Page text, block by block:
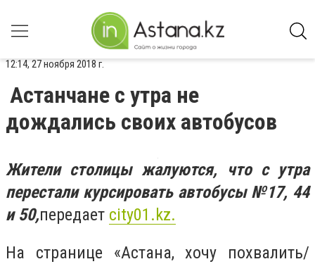
12:14, 27 ноября 2018 г.
Астанчане с утра не
дождались своих автобусов
Жители столицы жалуются, что с утра
перестали курсировать автобусы №17, 44
и 50,передает city01. kz.
На странице «Астана, хочу похвалить/